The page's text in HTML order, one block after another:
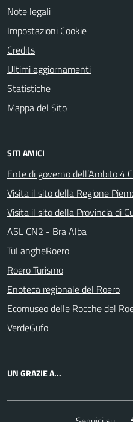
Note legali
Impostazioni Cookie
Credits
Ultimi aggiornamenti
Statistiche
Mappa del Sito
SITI AMICI
Ente di governo dell’Ambito 4
Visita il sito della Regione
Visita il sito della Provincia di
ASL CN2 - Bra Alba
TuLangheRoero
Roero Turismo
Enoteca regionale del Roero
Ecomuseo delle Rocche del
VerdeGufo
UN GRAZIE A...